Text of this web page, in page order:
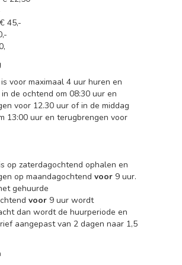
45,-
voor maximaal 4 uur huren en
de ochtend om 08:30 uur en
voor 12.30 uur of in de middag
13:00 uur en terugbrengen voor
op zaterdagochtend ophalen en
op maandagochtend voor 9 uur.
gehuurde
voor 9 uur wordt
dan wordt de huurperiode en
aangepast van 2 dagen naar 1,5